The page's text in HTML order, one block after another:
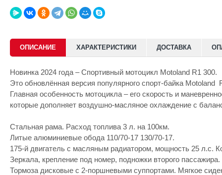
ОПИСАНИЕ ХАРАКТЕРИСТИКИ ДОСТАВКА
Новинка 2024 года – Спортивный мотоцикл Motoland R1 300.
Это обновлённая версия популярного спорт-байка
Главная особенность мотоцикла – его скорость и
которые дополняет воздушно-масляное охлаждение с
Стальная рама. Расход топлива 3 л. на 100км.
Литые алюминиевые обода 110/70-17 130/70-17.
175-й двигатель с масляным радиатором, мощность 25 л.с.
Зеркала, крепление под номер, подножки второго пассажира.
Тормоза дисковые с 2-поршневыми суппортами. Мягкое